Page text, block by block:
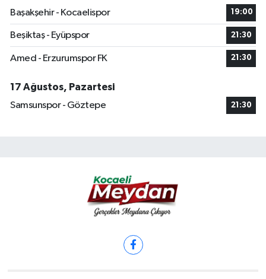
Başakşehir - Kocaelispor
19:00
Beşiktaş - Eyüpspor 21:30
Amed - Erzurumspor FK 21:30
17 Ağustos, Pazartesi
Samsunspor - Göztepe
21:30